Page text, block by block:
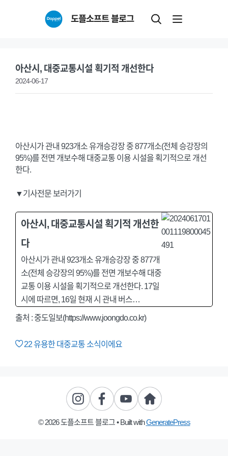
도플소프트 블로그
아산시, 대중교통시설 획기적 개선한다
2024-06-17
아산시가 관내 923개소 유개승강장 중 877개소(전체 승강장의
95%)를 전면 개보수해 대중교통 이용 시설을 획기적으로 개선
한다.
▼기사전문 보러가기
아산시, 대중교통시설 획기적 개선한
다
아산시가 관내 923개소 유개승강장 중 877개
소(전체 승강장의 95%)를 전면 개보수해 대중
교통 이용 시설을 획기적으로 개선한다. 17일
시에 따르면, 16일 현재 시 관내 버스…
출처 : 중도일보(https://www.joongdo.co.kr)
22유용한 대중교통 소식이에요
© 2026 도플소프트 블로그• Built withGeneratePress